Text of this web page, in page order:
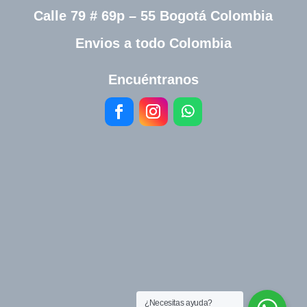
Calle 79 # 69p – 55 Bogotá Colombia
Envios a todo Colombia
Encuéntranos
¿Necesitas ayuda?